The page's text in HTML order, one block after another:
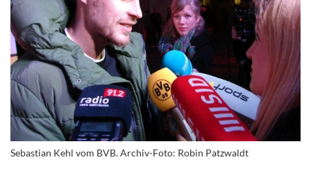
Sebastian Kehl vom BVB. Archiv-Foto: Robin Patzwaldt